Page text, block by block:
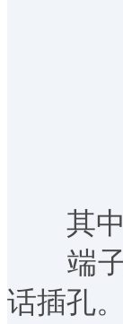
其中
端子
话插孔。